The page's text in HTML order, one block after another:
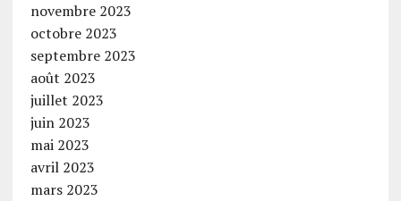
novembre 2023
octobre 2023
septembre 2023
août 2023
juillet 2023
juin 2023
mai 2023
avril 2023
mars 2023